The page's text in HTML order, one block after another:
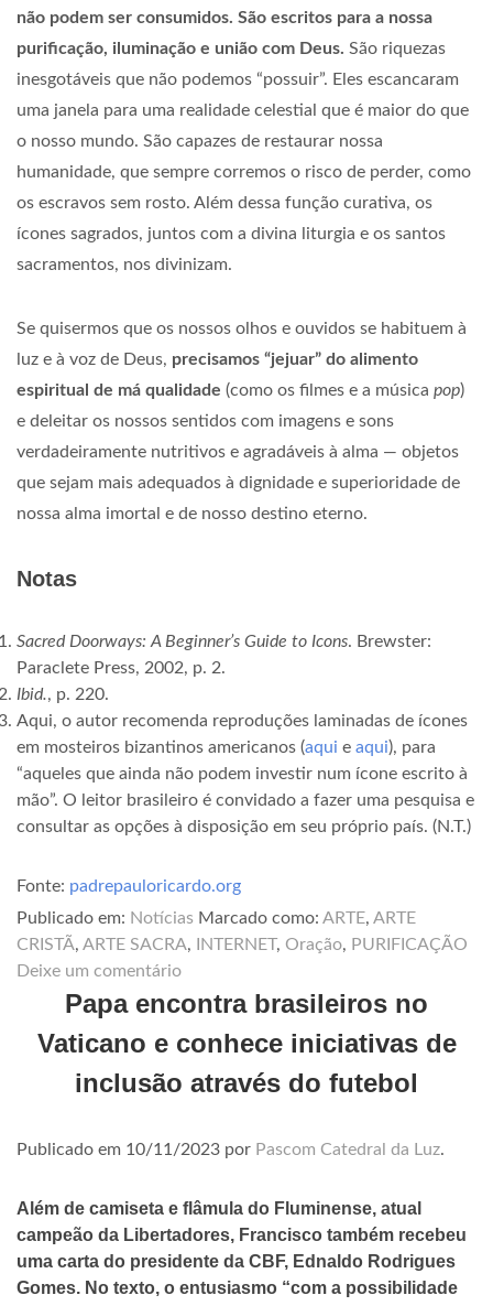
não podem ser consumidos. São escritos para a nossa
purificação, iluminação e união com Deus. São riquezas
inesgotáveis que não podemos “possuir”. Eles escancaram
uma janela para uma realidade celestial que é maior do que
o nosso mundo. São capazes de restaurar nossa
humanidade, que sempre corremos o risco de perder, como
os escravos sem rosto. Além dessa função curativa, os
ícones sagrados, juntos com a divina liturgia e os santos
sacramentos, nos divinizam.
Se quisermos que os nossos olhos e ouvidos se habituem à
luz e à voz de Deus, precisamos “jejuar” do alimento
espiritual de má qualidade (como os filmes e a música pop)
e deleitar os nossos sentidos com imagens e sons
verdadeiramente nutritivos e agradáveis à alma — objetos
que sejam mais adequados à dignidade e superioridade de
nossa alma imortal e de nosso destino eterno.
Notas
Sacred Doorways: A Beginner’s Guide to Icons. Brewster:
Paraclete Press, 2002, p. 2.
Ibid., p. 220.
Aqui, o autor recomenda reproduções laminadas de ícones
em mosteiros bizantinos americanos (aqui e aqui), para
“aqueles que ainda não podem investir num ícone escrito à
mão”. O leitor brasileiro é convidado a fazer uma pesquisa e
consultar as opções à disposição em seu próprio país. (N.T.)
Fonte: padrepauloricardo.org
Publicado em: Notícias Marcado como: ARTE, ARTE
CRISTÃ, ARTE SACRA, INTERNET, Oração, PURIFICAÇÃO
Deixe um comentário
Papa encontra brasileiros no
Vaticano e conhece iniciativas de
inclusão através do futebol
Publicado em 10/11/2023 por Pascom Catedral da Luz.
Além de camiseta e flâmula do Fluminense, atual
campeão da Libertadores, Francisco também recebeu
uma carta do presidente da CBF, Ednaldo Rodrigues
Gomes. No texto, o entusiasmo “com a possibilidade